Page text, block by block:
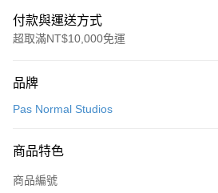
付款與運送方式
超取滿NT$10,000免運
信用卡一次付款
LINE Pay
Apple Pay
品牌
Pas Normal Studios
商品特色
商品編號